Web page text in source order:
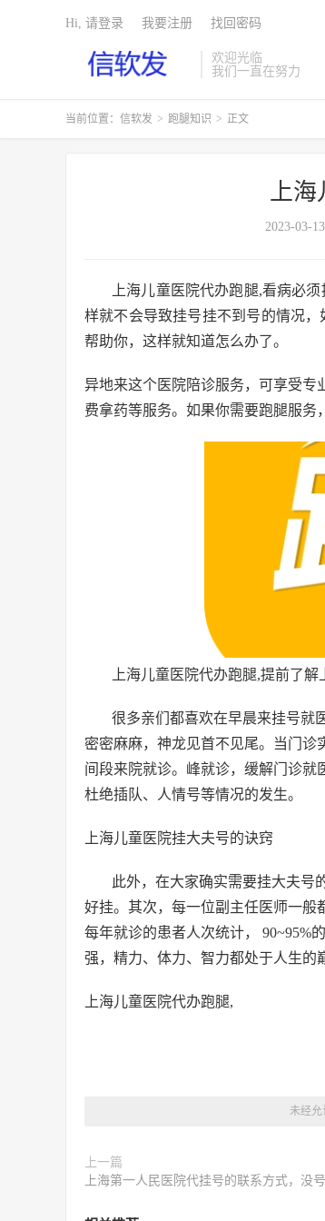
欢迎光临
我们一直在努力
Hi, 请登录 我要注册 找回密码
当前位置： 信软发 > 跑腿知识 > 正文
上海
2023-03-13
上海儿童医院代办跑腿,看病必
样就不会导致挂号挂不到号的情况
帮助你，这样就知道怎么办了。
异地来这个医院陪诊服务，可享受专
费拿药等服务。如果你需要跑腿服务
上海儿童医院代办跑腿,提前了
很多亲们都喜欢在早晨来挂号就
密密麻麻，神龙见首不见尾。当门
间段来院就诊。峰就诊，缓解门诊就
杜绝插队、人情号等情况的发生。
上海儿童医院挂大夫号的诀窍
此外，在大家确实需要挂大夫号
好挂。其次，每一位副主任医师一般
每年就诊的患者人次统计， 90~95%
强，精力、体力、智力都处于人生的
上海儿童医院代办跑腿,
未经允
上一篇
上海第一人民医院代挂号的联系方式，没